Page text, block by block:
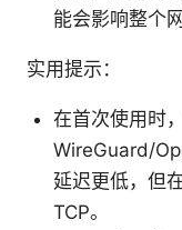
能会影响整个
实用提示：
在首次使用时
WireGuard/
延迟更低，但
TCP。